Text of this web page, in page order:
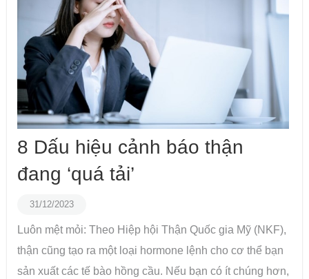
8 Dấu hiệu cảnh báo thận
đang ‘quá tải’
31/12/2023
Luôn mệt mỏi: Theo Hiệp hội Thận Quốc gia Mỹ (NKF),
thận cũng tạo ra một loại hormone lệnh cho cơ thể bạn
sản xuất các tế bào hồng cầu. Nếu bạn có ít chúng hơn,